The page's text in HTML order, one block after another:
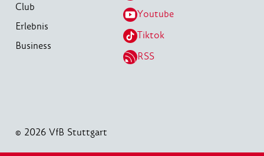
Club
Erlebnis
Business
Youtube
Tiktok
RSS
© 2026 VfB Stuttgart